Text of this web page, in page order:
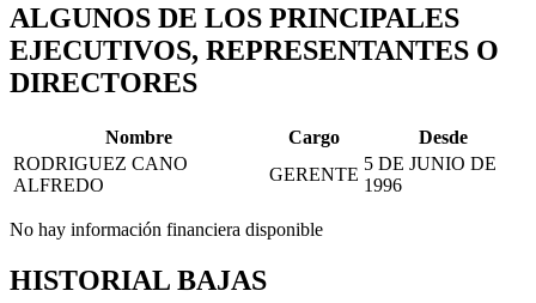
ALGUNOS DE LOS PRINCIPALES
EJECUTIVOS, REPRESENTANTES O
DIRECTORES
Nombre Cargo
Desde
RODRIGUEZ CANO
ALFREDO
GERENTE
5 DE JUNIO DE
1996
No hay información financiera disponible
HISTORIAL BAJAS